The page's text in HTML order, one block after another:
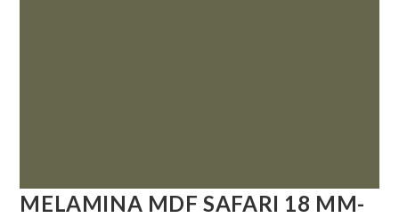
MELAMINA MDF SAFARI 18 MM-